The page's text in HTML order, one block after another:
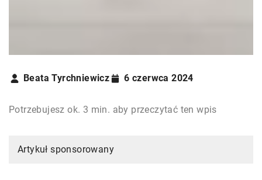
Beata Tyrchniewicz 6 czerwca 2024
Potrzebujesz ok. 3 min. aby przeczytać ten wpis
Artykuł sponsorowany